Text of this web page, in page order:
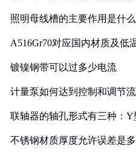
照明母线槽的主要作用是什么
A516Gr70对应国内材质及低
镀镍钢带可以过多少电流
计量泵如何达到控制和调节
联轴器的轴孔形式有三种：Y
不锈钢材质厚度允许误差是